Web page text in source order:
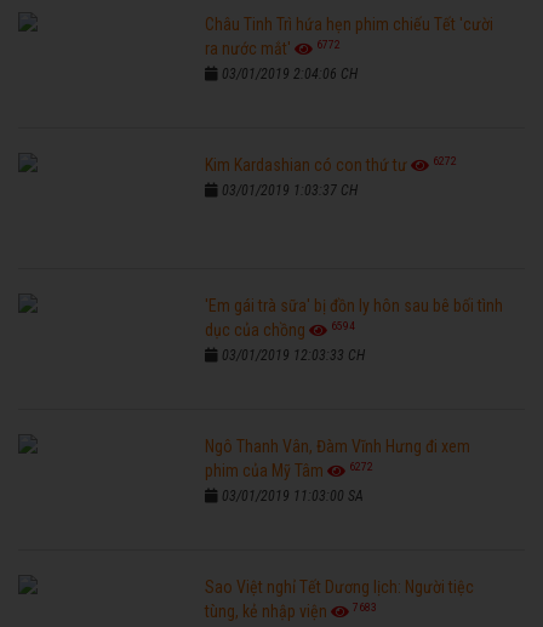
Châu Tinh Trì hứa hẹn phim chiếu Tết 'cười
ra nước mắt'
6772
03/01/2019 2:04:06 CH
Kim Kardashian có con thứ tư 6272
03/01/2019 1:03:37 CH
'Em gái trà sữa' bị đồn ly hôn sau bê bối tình
dục của chồng
6594
03/01/2019 12:03:33 CH
Ngô Thanh Vân, Đàm Vĩnh Hưng đi xem
phim của Mỹ Tâm
6272
03/01/2019 11:03:00 SA
Sao Việt nghỉ Tết Dương lịch: Người tiệc
tùng, kẻ nhập viện
7683